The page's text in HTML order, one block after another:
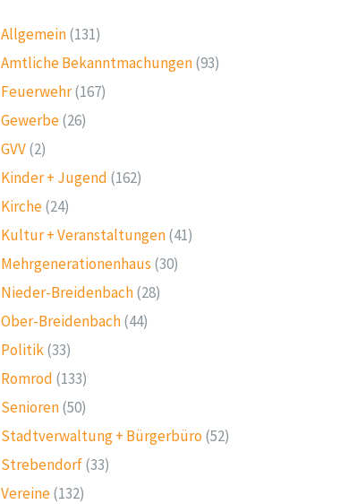
Allgemein(131)
Amtliche Bekanntmachungen(93)
Feuerwehr(167)
Gewerbe(26)
GVV(2)
Kinder + Jugend (162)
Kirche(24)
Kultur + Veranstaltungen(41)
Mehrgenerationenhaus (30)
Nieder-Breidenbach(28)
Ober-Breidenbach(44)
Politik(33)
Romrod (133)
Senioren(50)
Stadtverwaltung + Bürgerbüro (52)
Strebendorf(33)
Vereine(132)